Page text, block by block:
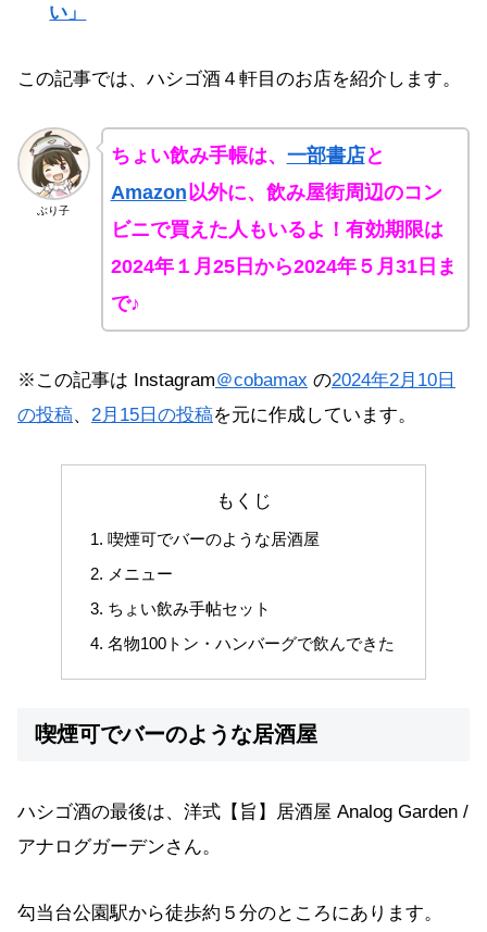
い」
この記事では、ハシゴ酒４軒目のお店を紹介します。
ぶり子
ちょい飲み手帳は、 一部書店と
Amazon以外に、飲み屋街周辺のコン
ビニで買えた人もいるよ！有効期限は
2024年１月25日から2024年５月31日ま
で♪
※この記事は Instagram＠cobamax の2024年2月10日
の投稿、 2月15日の投稿を元に作成しています。
もくじ
喫煙可でバーのような居酒屋
メニュー
ちょい飲み手帖セット
名物100トン・ハンバーグで飲んできた
喫煙可でバーのような居酒屋
ハシゴ酒の最後は、洋式【旨】居酒屋 Analog Garden /
アナログガーデンさん。
勾当台公園駅から徒歩約５分のところにあります。